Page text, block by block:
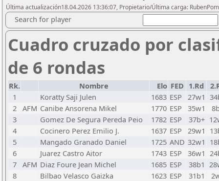
Última actualización18.04.2026 13:36:07, Propietario/Última carga:
Search for player
Cuadro cruzado por
de 6 rondas
Rk. Nombre Elo FED 1.Rd
1
Koratty Saji Julen 1683 ESP 27w1
2 AFM Canibe Ansorena Mikel 1770 ESP 35w1
3
Gomez De Segura Pereda Peio 1782 ESP 37b+
4
Cocinero Perez Emilio J. 1637 ESP 29w1
5
Mangado Granado Daniel 1725 AND 32w1
6
Juarez Castro Aitor 1743 ESP 36w1
7 AFM Diaz Foure Jean Michel 1685 ESP 38b1
8
Bilbao Velasco Gaizka 1623 ESP 31b1